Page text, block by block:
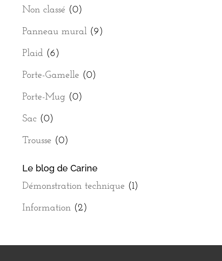
Non classé (0)
Panneau mural (9)
Plaid (6)
Porte-Gamelle (0)
Porte-Mug (0)
Sac (0)
Trousse (0)
Le blog de Carine
Démonstration technique (1)
Information(2)